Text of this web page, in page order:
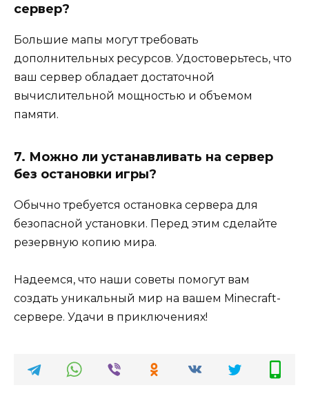
сервер?
Большие мапы могут требовать
дополнительных ресурсов. Удостоверьтесь, что
ваш сервер обладает достаточной
вычислительной мощностью и объемом
памяти.
7. Можно ли устанавливать на сервер
без остановки игры?
Обычно требуется остановка сервера для
безопасной установки. Перед этим сделайте
резервную копию мира.
Надеемся, что наши советы помогут вам
создать уникальный мир на вашем Minecraft-
сервере. Удачи в приключениях!